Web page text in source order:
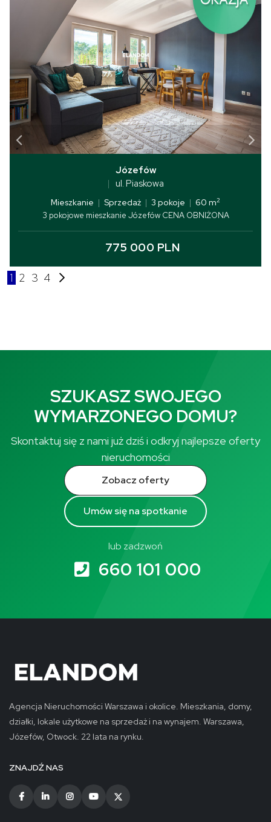
Józefów
ul. Piaskowa
Mieszkanie | Sprzedaż | 3 pokoje | 60 m2
3 pokojowe mieszkanie Józefów CENA OBNIŻONA
775 000 PLN
1 2 3 4
SZUKASZ SWOJEGO
WYMARZONEGO DOMU?
Skontaktuj się z nami już dziś i odkryj najlepsze oferty
nieruchomości
Zobacz oferty
Umów się na spotkanie
lub zadzwoń
660 101 000
Agencja Nieruchomości Warszawa i okolice. Mieszkania, domy,
działki, lokale użytkowe na sprzedaż i na wynajem. Warszawa,
Józefów, Otwock. 22 lata na rynku.
ZNAJDŹ NAS